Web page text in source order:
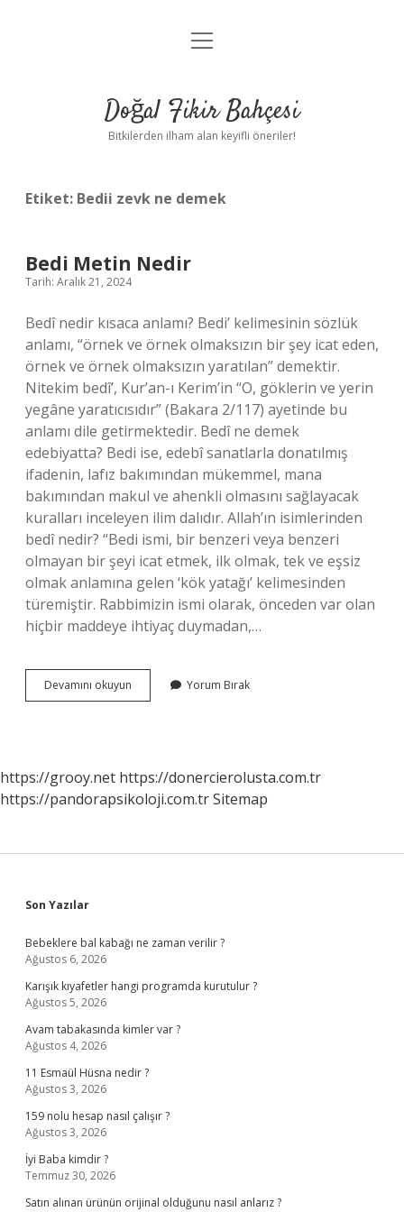
Anasayfa
Yasal Uyarı
menüyü
Doğal Fikir Bahçesi
Bitkilerden ilham alan keyifli öneriler!
Etiket: Bedii zevk ne demek
Bedi Metin Nedir
Tarih: Aralık 21, 2024
Bedî nedir kısaca anlamı? Bedi’ kelimesinin sözlük
anlamı, “örnek ve örnek olmaksızın bir şey icat eden,
örnek ve örnek olmaksızın yaratılan” demektir.
Nitekim bedî’, Kur’an-ı Kerim’in “O, göklerin ve yerin
yegâne yaratıcısıdır” (Bakara 2/117) ayetinde bu
anlamı dile getirmektedir. Bedî ne demek
edebiyatta? Bedi ise, edebî sanatlarla donatılmış
ifadenin, lafız bakımından mükemmel, mana
bakımından makul ve ahenkli olmasını sağlayacak
kuralları inceleyen ilim dalıdır. Allah’ın isimlerinden
bedî nedir? “Bedi ismi, bir benzeri veya benzeri
olmayan bir şeyi icat etmek, ilk olmak, tek ve eşsiz
olmak anlamına gelen ‘kök yatağı’ kelimesinden
türemiştir. Rabbimizin ismi olarak, önceden var olan
hiçbir maddeye ihtiyaç duymadan,…
Devamını okuyun
Metin
Yorum Bırak
https://grooy.net https://donercierolusta.com.tr
https://pandorapsikoloji.com.trSitemap
Sidebar
Son Yazılar
Bebeklere bal kabağı ne zaman verilir ?
Ağustos 6, 2026
Karışık kıyafetler hangi programda kurutulur ?
Ağustos 5, 2026
Avam tabakasında kimler var ?
Ağustos 4, 2026
11 Esmaül Hüsna nedir ?
Ağustos 3, 2026
159 nolu hesap nasıl çalışır ?
Ağustos 3, 2026
İyi Baba kimdir ?
Temmuz 30, 2026
Satın alınan ürünün orijinal olduğunu nasıl anlarız ?